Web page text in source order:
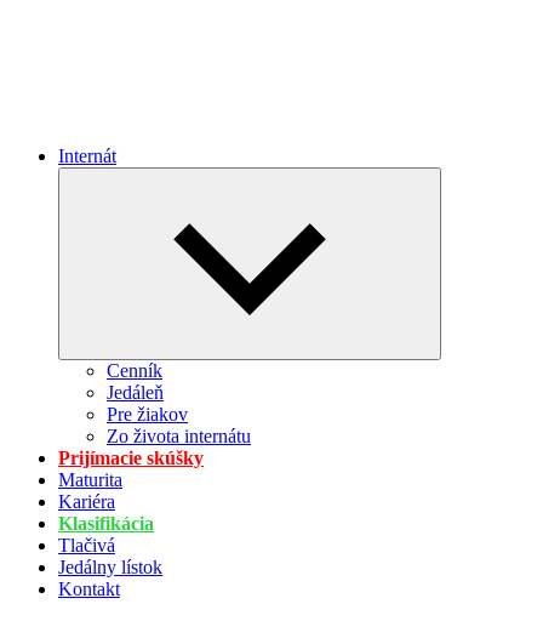
Internát
Cenník
Jedáleň
Pre žiakov
Zo života internátu
Prijímacie skúšky
Maturita
Kariéra
Klasifikácia
Tlačivá
Jedálny lístok
Kontakt